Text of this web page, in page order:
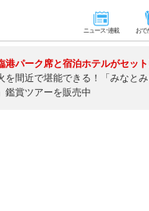
ニュース･連載 おで
港パーク席と宿泊ホテルがセット
を間近で堪能できる！「みなと
鑑賞ツアーを販売中